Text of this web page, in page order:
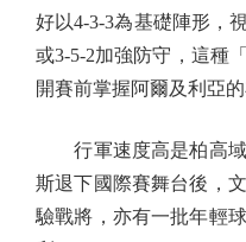
好以4-3-3為基礎陣形，
或3-5-2加強防守，這種
開賽前掌握阿爾及利亞的
行軍速度高是柏高域
斯退下國際賽舞台後，
驗戰將，亦有一批年輕